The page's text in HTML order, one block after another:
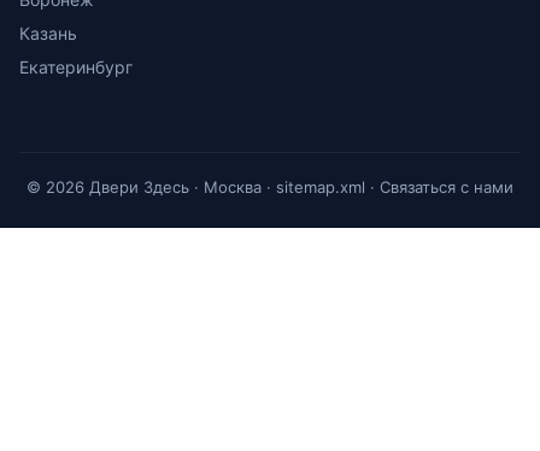
Казань
Екатеринбург
© 2026 Двери Здесь · Москва · sitemap.xml · Связаться с нами